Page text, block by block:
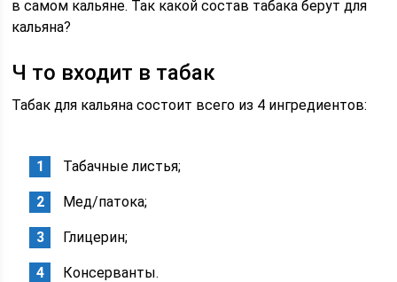
в самом кальяне. Так какой состав табака берут для
кальяна?
Ч то входит в табак
Табак для кальяна состоит всего из 4 ингредиентов:
Табачные листья;
Мед/патока;
Глицерин;
Консерванты.